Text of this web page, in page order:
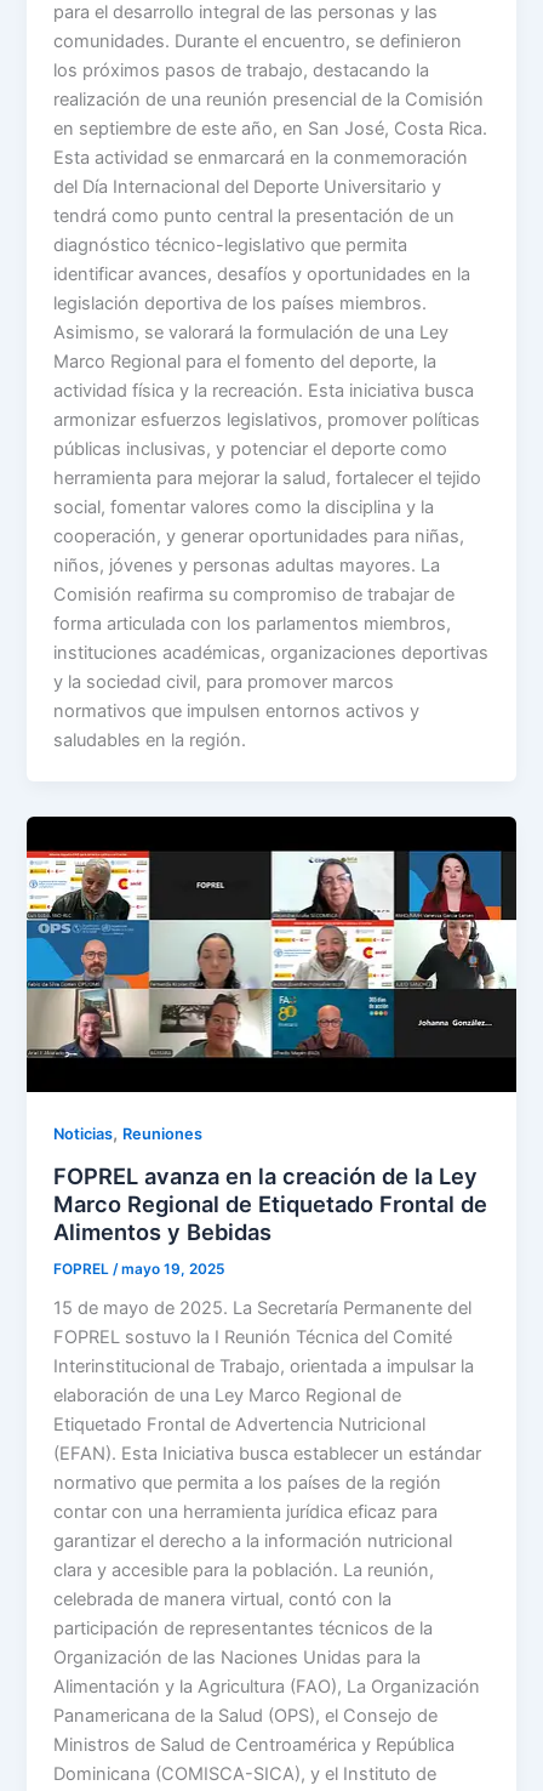
para el desarrollo integral de las personas y las
comunidades. Durante el encuentro, se definieron
los próximos pasos de trabajo, destacando la
realización de una reunión presencial de la Comisión
en septiembre de este año, en San José, Costa Rica.
Esta actividad se enmarcará en la conmemoración
del Día Internacional del Deporte Universitario y
tendrá como punto central la presentación de un
diagnóstico técnico-legislativo que permita
identificar avances, desafíos y oportunidades en la
legislación deportiva de los países miembros.
Asimismo, se valorará la formulación de una Ley
Marco Regional para el fomento del deporte, la
actividad física y la recreación. Esta iniciativa busca
armonizar esfuerzos legislativos, promover políticas
públicas inclusivas, y potenciar el deporte como
herramienta para mejorar la salud, fortalecer el tejido
social, fomentar valores como la disciplina y la
cooperación, y generar oportunidades para niñas,
niños, jóvenes y personas adultas mayores. La
Comisión reafirma su compromiso de trabajar de
forma articulada con los parlamentos miembros,
instituciones académicas, organizaciones deportivas
y la sociedad civil, para promover marcos
normativos que impulsen entornos activos y
saludables en la región.
Noticias, Reuniones
FOPREL avanza en la creación de la Ley
Marco Regional de Etiquetado Frontal de
Alimentos y Bebidas
FOPREL /mayo 19, 2025
15 de mayo de 2025. La Secretaría Permanente del
FOPREL sostuvo la I Reunión Técnica del Comité
Interinstitucional de Trabajo, orientada a impulsar la
elaboración de una Ley Marco Regional de
Etiquetado Frontal de Advertencia Nutricional
(EFAN). Esta Iniciativa busca establecer un estándar
normativo que permita a los países de la región
contar con una herramienta jurídica eficaz para
garantizar el derecho a la información nutricional
clara y accesible para la población. La reunión,
celebrada de manera virtual, contó con la
participación de representantes técnicos de la
Organización de las Naciones Unidas para la
Alimentación y la Agricultura (FAO), La Organización
Panamericana de la Salud (OPS), el Consejo de
Ministros de Salud de Centroamérica y República
Dominicana (COMISCA-SICA), y el Instituto de